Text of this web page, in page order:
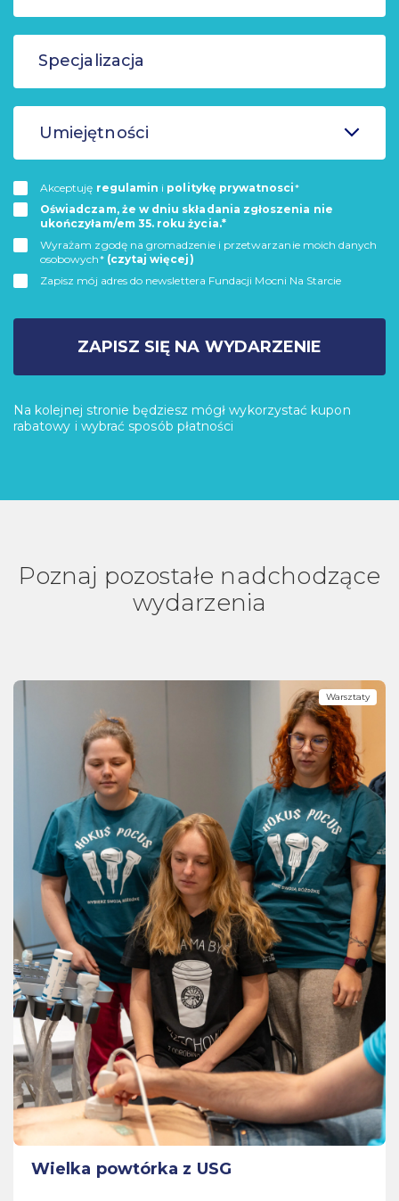
Umiejętności
Akceptuję regulamin i politykę prywatnosci*
Oświadczam, że w dniu składania zgłoszenia nie
ukończyłam/em 35. roku życia.*
Wyrażam zgodę na gromadzenie i przetwarzanie moich danych
osobowych* (czytaj więcej)
Zapisz mój adres do newslettera Fundacji Mocni Na Starcie
ZAPISZ SIĘ NA WYDARZENIE
Na kolejnej stronie będziesz mógł wykorzystać kupon
rabatowy i wybrać sposób płatności
Poznaj pozostałe nadchodzące
wydarzenia
Warsztaty
Wielka powtórka z USG